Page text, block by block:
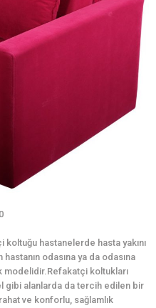
hastanelerde hasta yakını
odasına ya da odasına
modelidir.Refakatçi koltukları
gibi alanlarda da tercih edilen bir
ve konforlu, sağlamlık